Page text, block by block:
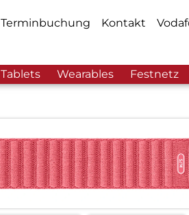
Terminbuchung Kontakt
Tablets Wearables Festnetz